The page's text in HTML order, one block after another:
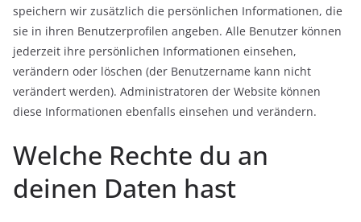
speichern wir zusätzlich die persönlichen Informationen, die
sie in ihren Benutzerprofilen angeben. Alle Benutzer können
jederzeit ihre persönlichen Informationen einsehen,
verändern oder löschen (der Benutzername kann nicht
verändert werden). Administratoren der Website können
diese Informationen ebenfalls einsehen und verändern.
Welche Rechte du an
deinen Daten hast